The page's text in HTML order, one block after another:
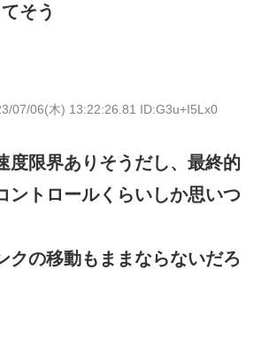
そう
07/06(木) 13:22:26.81 ID:G3u+I5Lx0
度限界ありそうだし、最終的
ントロールくらいしか思いつ
クの移動もままならないだろ